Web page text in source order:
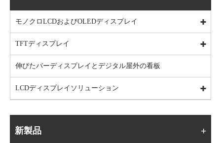
モノクロLCDおよびOLEDディスプレイ
TFTディスプレイ
伸びたバーディスプレイとデジタル屋外の看板
LCDディスプレイソリューション
新製品